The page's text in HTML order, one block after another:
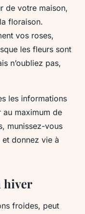
de votre maison,
floraison.
vos roses,
les fleurs sont
n’oubliez pas,
les informations
maximum de
munissez-vous
donnez vie à
hiver
froides, peut